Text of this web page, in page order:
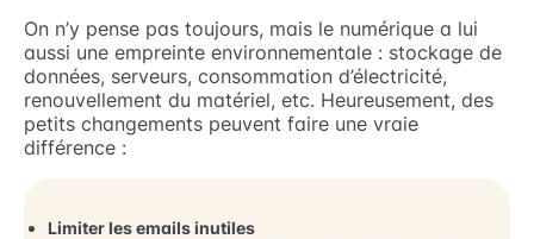
On n’y pense pas toujours, mais le numérique a lui
aussi une empreinte environnementale : stockage de
données, serveurs, consommation d’électricité,
renouvellement du matériel, etc. Heureusement, des
petits changements peuvent faire une vraie
différence :
Limiter les emails inutiles